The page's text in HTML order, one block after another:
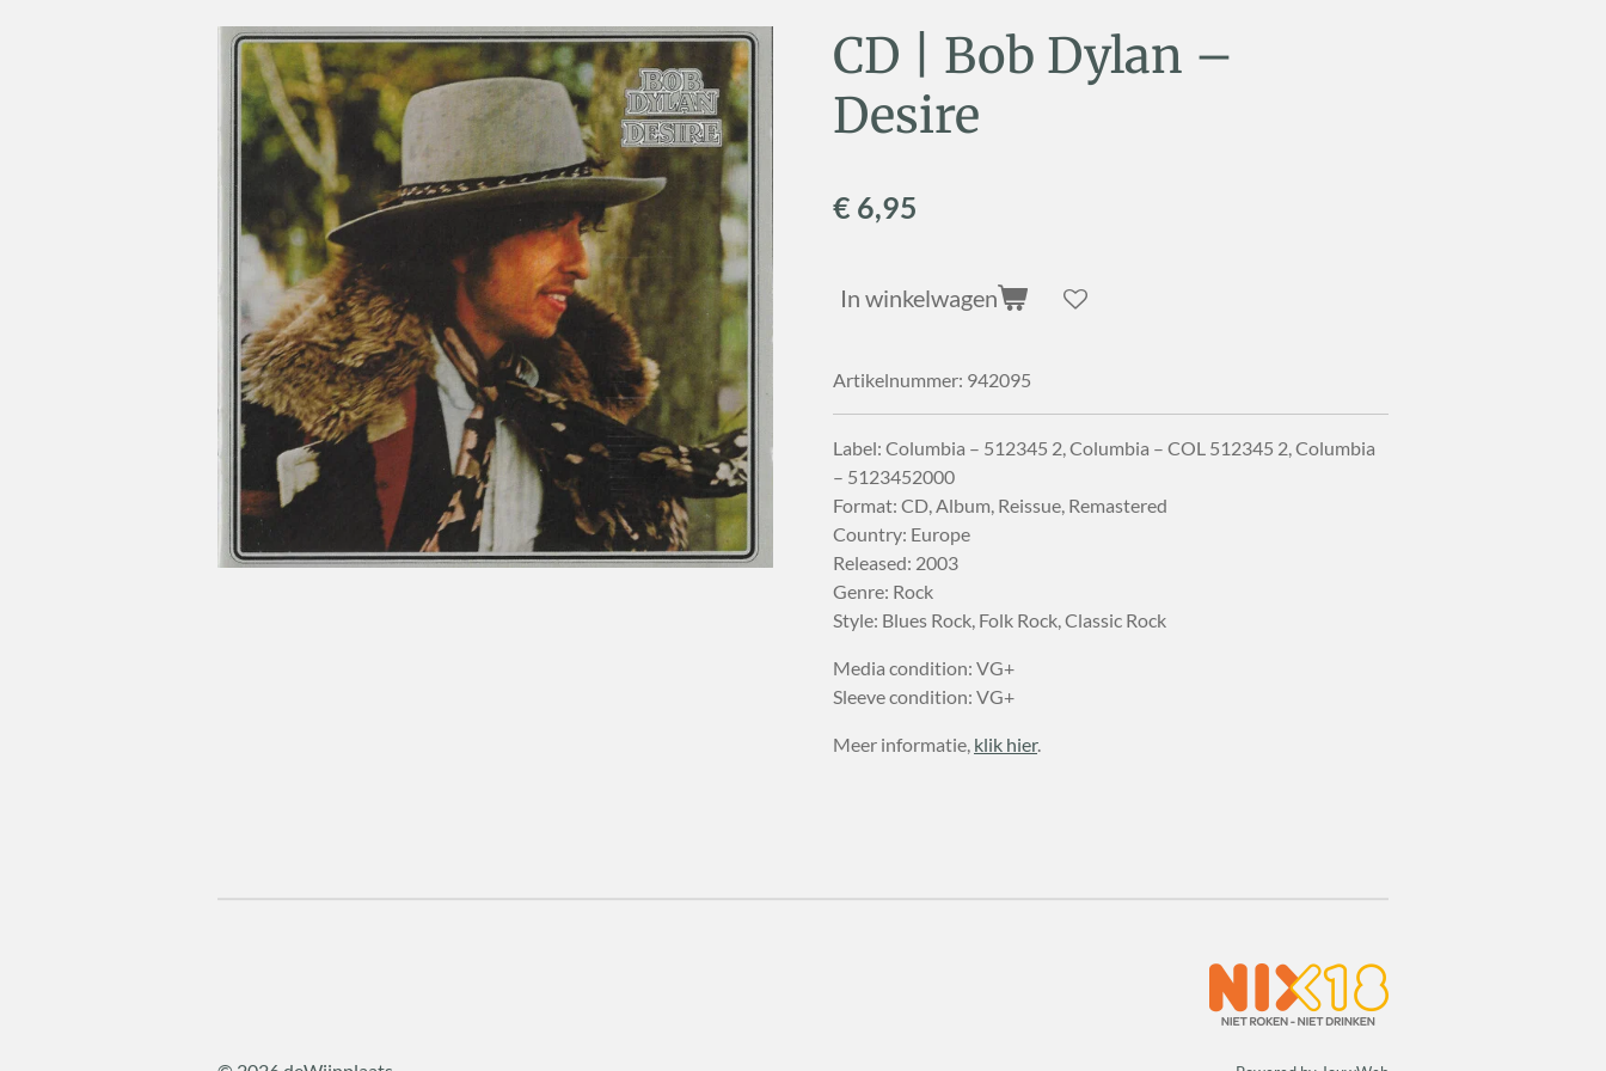
CD | Bob Dylan –
Desire
€ 6,95
In winkelwagen
Artikelnummer: 942095
Label: Columbia – 512345 2, Columbia – COL 512345 2, Columbia
– 5123452000
Format: CD, Album, Reissue, Remastered
Country: Europe
Released: 2003
Genre: Rock
Style: Blues Rock, Folk Rock, Classic Rock
Media condition: VG+
Sleeve condition: VG+
Meer informatie, klik hier.